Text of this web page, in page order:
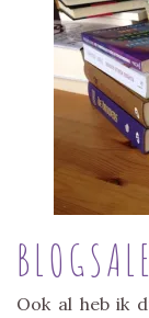
BLOGSALE
Ook al heb ik